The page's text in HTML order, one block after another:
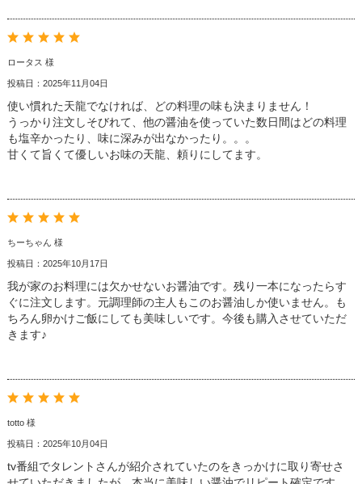
ロータス 様
投稿日：2025年11月04日
使い慣れた天龍でなければ、どの料理の味も決まりません！
うっかり注文しそびれて、他の醤油を使っていた数日間はどの料理
も塩辛かったり、味に深みが出なかったり。。。
甘くて旨くて優しいお味の天龍、頼りにしてます。
ちーちゃん 様
投稿日：2025年10月17日
我が家のお料理には欠かせないお醤油です。残り一本になったらす
ぐに注文します。元調理師の主人もこのお醤油しか使いません。も
ちろん卵かけご飯にしても美味しいです。今後も購入させていただ
きます♪
totto 様
投稿日：2025年10月04日
tv番組でタレントさんが紹介されていたのをきっかけに取り寄せさ